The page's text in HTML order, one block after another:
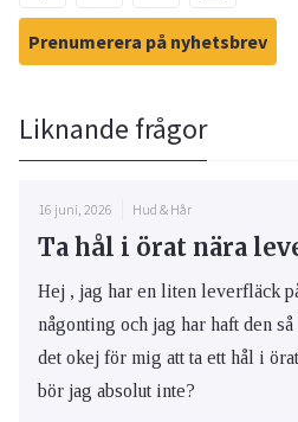
Prenumerera på nyhetsbrev
Liknande frågor
16 juni, 2026 Hud & Hår
Ta hål i örat nära
Hej , jag har en liten leverfläck
någonting och jag har haft den
det okej för mig att ta ett hål i
bör jag absolut inte?